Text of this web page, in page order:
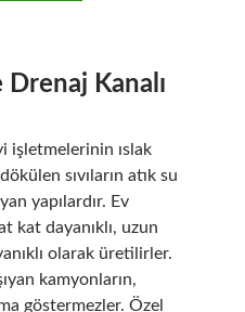
Kanalı
işletmelerinin ıslak
sıvıların atık su
yapılardır. Ev
kat dayanıklı, uzun
olarak üretilirler.
kamyonların,
göstermezler. Özel